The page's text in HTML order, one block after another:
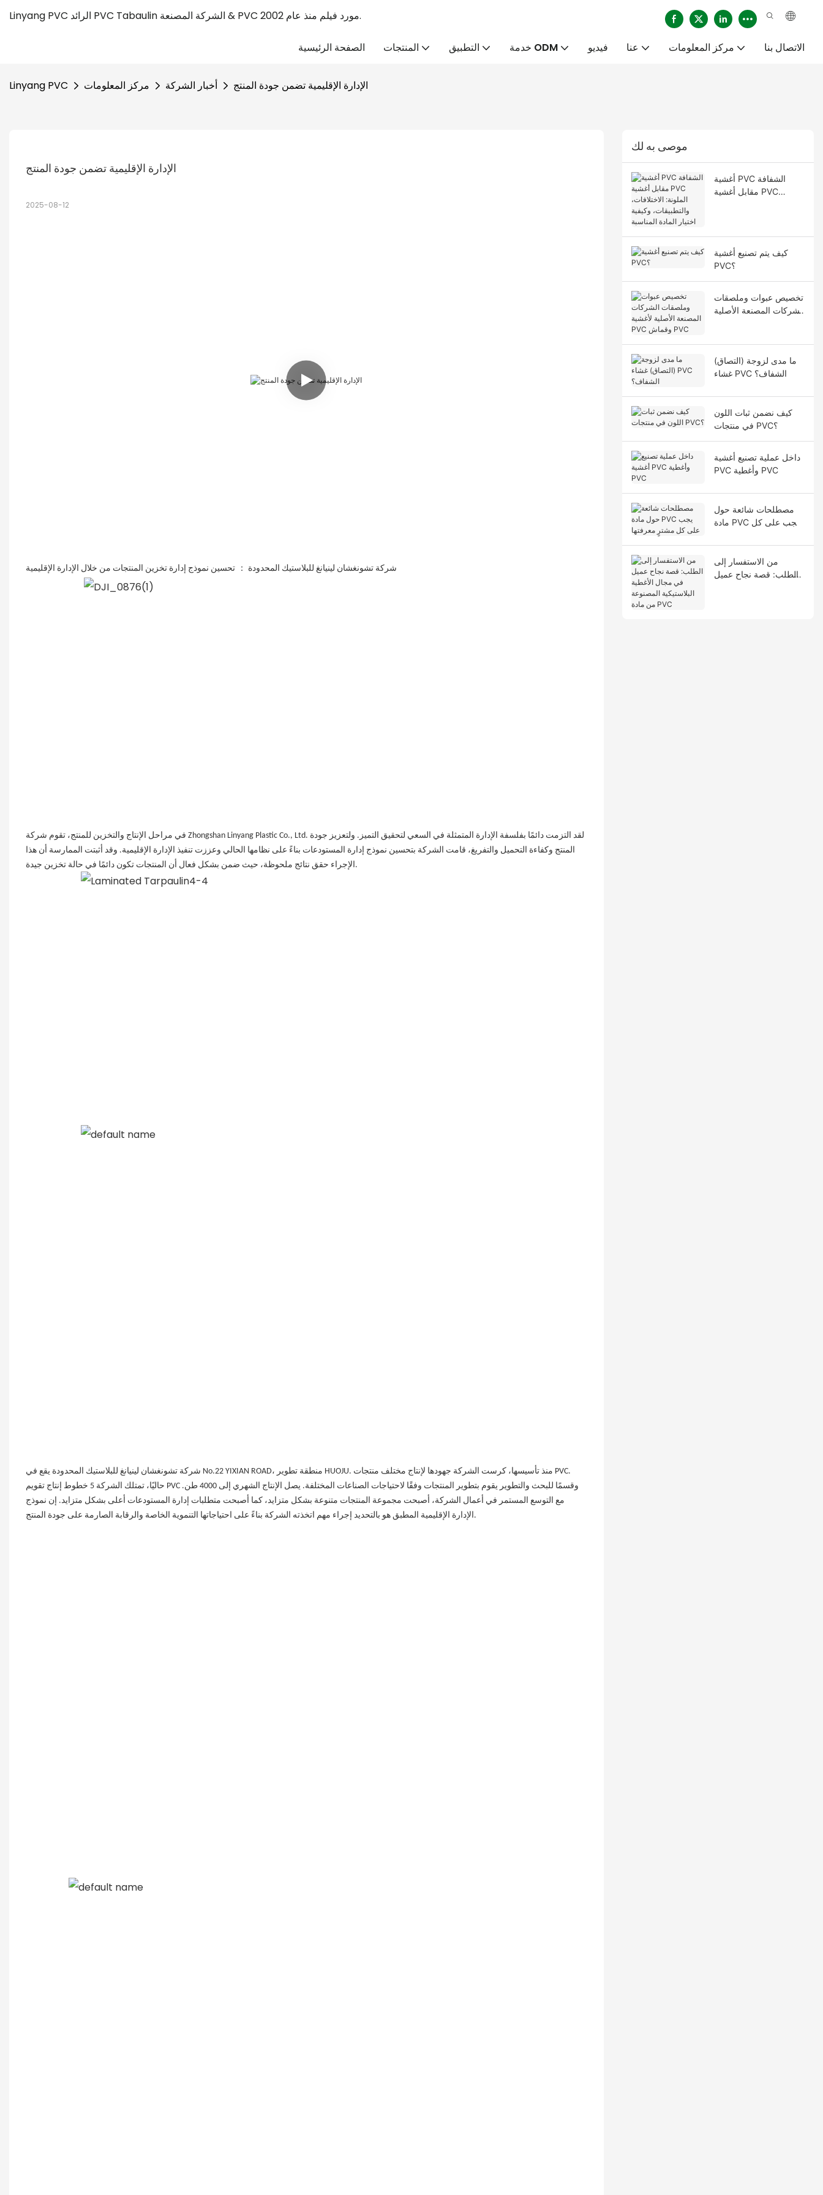
Linyang PVC الرائد PVC Tabaulin الشركة المصنعة & PVC مورد فيلم منذ عام 2002.
الصفحة الرئيسية المنتجات التطبيق خدمة ODM فيديو عنا مركز المعلومات الاتصال بنا
Linyang PVC مركز المعلومات أخبار الشركة الإدارة الإقليمية تضمن جودة المنتج
الإدارة الإقليمية تضمن جودة المنتج
2025-08-12
شركة تشونغشان لينيانغ للبلاستيك المحدودة ：تحسين نموذج إدارة تخزين المنتجات من خلال الإدارة الإقليمية
في مراحل الإنتاج والتخزين للمنتج، تقوم شركة Zhongshan Linyang Plastic Co., Ltd. لقد التزمت دائمًا بفلسفة الإدارة المتمثلة في السعي لتحقيق التميز. ولتعزيز جودة
المنتج وكفاءة التحميل والتفريغ، قامت الشركة بتحسين نموذج إدارة المستودعات بناءً على نظامها الحالي وعززت تنفيذ الإدارة الإقليمية. وقد أثبتت الممارسة أن هذا
الإجراء حقق نتائج ملحوظة، حيث ضمن بشكل فعال أن المنتجات تكون دائمًا في حالة تخزين جيدة.
شركة تشونغشان لينيانغ للبلاستيك المحدودة يقع في No.22 YIXIAN ROAD، منطقة تطوير HUOJU. منذ تأسيسها، كرست الشركة جهودها لإنتاج مختلف منتجات PVC.
حاليًا، تمتلك الشركة 5 خطوط إنتاج تقويم PVC وقسمًا للبحث والتطوير يقوم بتطوير المنتجات وفقًا لاحتياجات الصناعات المختلفة. يصل الإنتاج الشهري إلى 4000 طن.
مع التوسع المستمر في أعمال الشركة، أصبحت مجموعة المنتجات متنوعة بشكل متزايد، كما أصبحت متطلبات إدارة المستودعات أعلى بشكل متزايد. إن نموذج
الإدارة الإقليمية المطبق هو بالتحديد إجراء مهم اتخذته الشركة بناءً على احتياجاتها التنموية الخاصة والرقابة الصارمة على جودة المنتج.
موصى به لك
أغشية PVC الشفافة
مقابل أغشية PVC
كيف يتم تصنيع أغشية
PVC؟
تخصيص عبوات وملصقات
الشركات المصنعة الأصلية
ما مدى لزوجة (التصاق)
غشاء PVC الشفاف؟
كيف نضمن ثبات اللون
في منتجات PVC؟
داخل عملية تصنيع أغشية
PVC وأغطية PVC
مصطلحات شائعة حول
مادة PVC يجب على كل
من الاستفسار إلى
الطلب: قصة نجاح عميل